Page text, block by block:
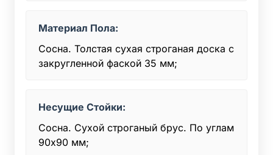
Материал Пола:
Сосна. Толстая сухая строганая доска с
закругленной фаской 35 мм;
Несущие Стойки:
Сосна. Сухой строганый брус. По углам
90х90 мм;